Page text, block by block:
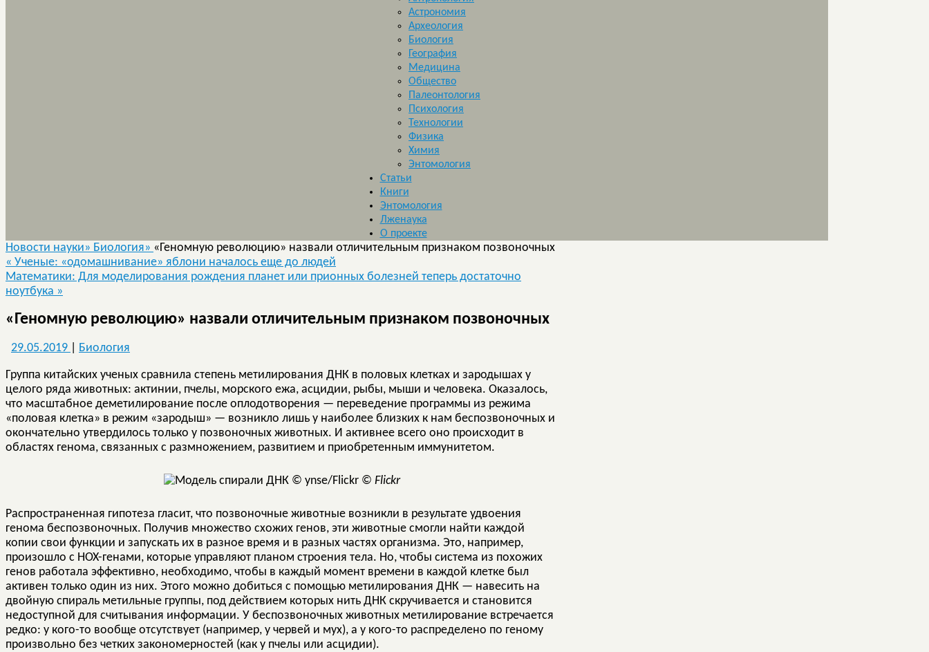
Астрономия
Археология
Биология
География
Медицина
Общество
Палеонтология
Психология
Технологии
Физика
Химия
Энтомология
Статьи
Книги
Энтомология
Лженаука
О проекте
Новости науки» Биология» «Геномную революцию» назвали отличительным признаком позвоночных
« Ученые: «одомашнивание» яблони началось еще до людей
Математики: Для моделирования рождения планет или прионных болезней теперь достаточно
ноутбука »
«Геномную революцию» назвали отличительным признаком позвоночных
29.05.2019 Биология
Группа китайских ученых сравнила степень метилирования ДНК в половых клетках и зародышах у
целого ряда животных: актинии, пчелы, морского ежа, асцидии, рыбы, мыши и человека. Оказалось,
что масштабное деметилирование после оплодотворения — переведение программы из режима
«половая клетка» в режим «зародыш» — возникло лишь у наиболее близких к нам беспозвоночных и
окончательно утвердилось только у позвоночных животных. И активнее всего оно происходит в
областях генома, связанных с размножением, развитием и приобретенным иммунитетом.
© Flickr
Распространенная гипотеза гласит, что позвоночные животные возникли в результате удвоения
генома беспозвоночных. Получив множество схожих генов, эти животные смогли найти каждой
копии свои функции и запускать их в разное время и в разных частях организма. Это, например,
произошло с HOX-генами, которые управляют планом строения тела. Но, чтобы система из похожих
генов работала эффективно, необходимо, чтобы в каждый момент времени в каждой клетке был
активен только один из них. Этого можно добиться с помощью метилирования ДНК — навесить на
двойную спираль метильные группы, под действием которых нить ДНК скручивается и становится
недоступной для считывания информации. У беспозвоночных животных метилирование встречается
редко: у кого-то вообще отсутствует (например, у червей и мух), а у кого-то распределено по геному
произвольно без четких закономерностей (как у пчелы или асцидии).